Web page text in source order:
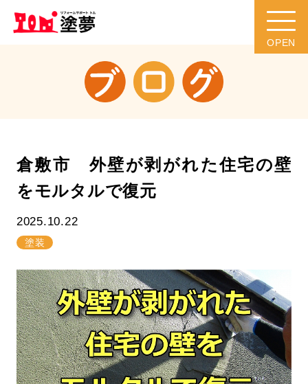
倉敷市 外壁が剥がれた住宅の壁
をモルタルで復元
2025.10.22
塗装